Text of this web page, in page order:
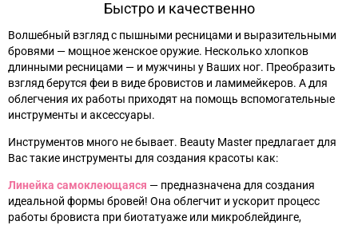
Быстро и качественно
Волшебный взгляд с пышными ресницами и выразительными
бровями — мощное женское оружие. Несколько хлопков
длинными ресницами — и мужчины у Ваших ног. Преобразить
взгляд берутся феи в виде бровистов и ламимейкеров. А для
облегчения их работы приходят на помощь вспомогательные
инструменты и аксессуары.
Инструментов много не бывает. Beauty Master предлагает для
Вас такие инструменты для создания красоты как:
Линейка самоклеющаяся — предназначена для создания
идеальной формы бровей! Она облегчит и ускорит процесс
работы бровиста при биотатуаже или микроблейдинге,